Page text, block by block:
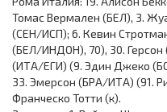
Томас Вермален (БЕЛ), 3.
(СЕН/ИСП); 6. Кевин
(БЕЛ/ИНДОН), 70), 30.
(ИТА/ЕГИ) (9. Эдин Джеко
33. Эмерсон (БРА/ИТА) (91.
Франческо Тотти (к).